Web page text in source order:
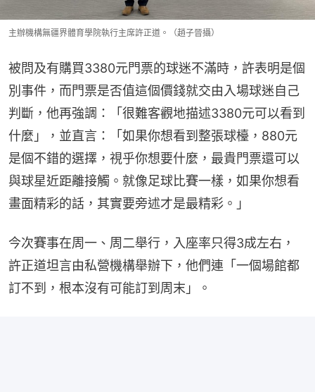
主辦機構無疆界體育學院執行主席許正道。（趙子晉攝）
被問及有購買3380元門票的球迷不滿時，許表明是個
別事件，而門票是否值這個價錢就交由入場球迷自己
判斷，他再強調：「很難客觀地描述3380元可以看到
什麼」，並直言：「如果你想看到整張球檯，880元
是個不錯的選擇，視乎你想要什麼，最貴門票還可以
與球星近距離接觸。就像足球比賽一樣，如果你想看
畫面精彩的話，其實要旁述才是最精彩。」
今次賽事在周一、周二舉行，入座率只得3成左右，
許正道坦言由私營機構舉辦下，他們連「一個場館都
訂不到，根本沒有可能訂到周末」。